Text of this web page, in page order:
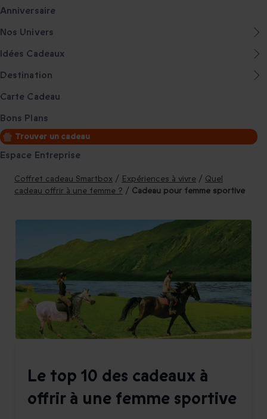
Anniversaire
Nos Univers
Idées Cadeaux
Destination
Carte Cadeau
Bons Plans
Trouver un cadeau
Espace Entreprise
Coffret cadeau Smartbox / Expériences à vivre / Quel
cadeau offrir à une femme ? / Cadeau pour femme sportive
Le top 10 des cadeaux à
offrir à une femme sportive